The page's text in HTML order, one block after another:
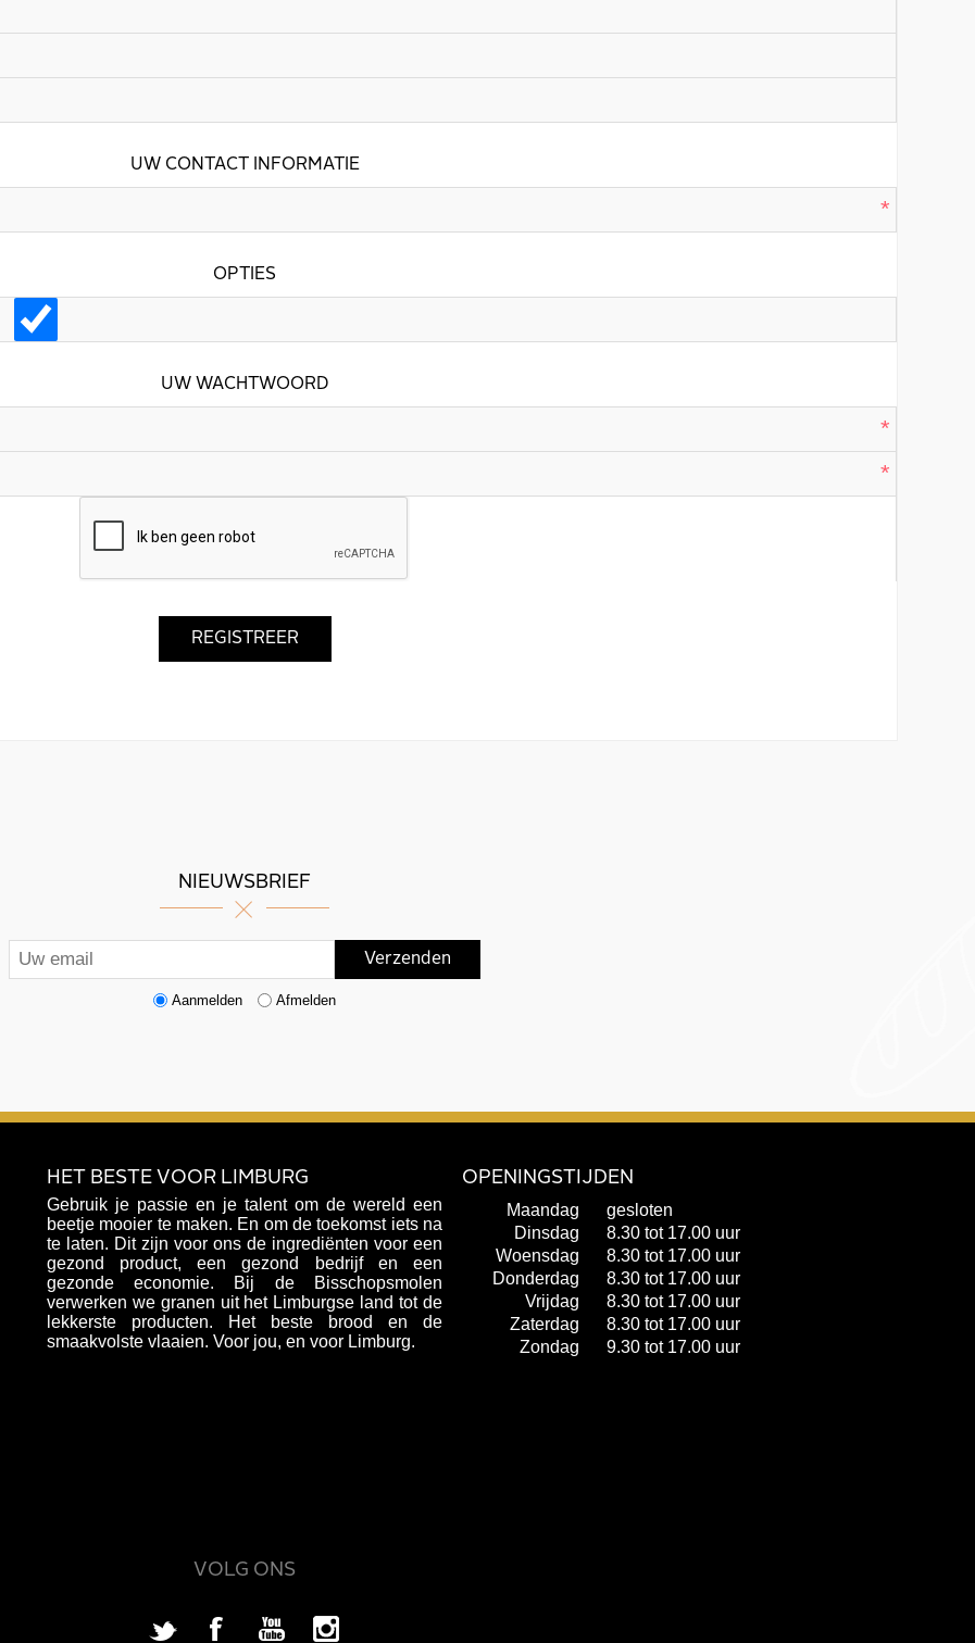
UW CONTACT INFORMATIE
*
OPTIES
UW WACHTWOORD
*
*
NIEUWSBRIEF
Aanmelden Afmelden
HET BESTE VOOR LIMBURG
Gebruik je passie en je talent om de wereld een
beetje mooier te maken. En om de toekomst iets na
te laten. Dit zijn voor ons de ingrediënten voor een
gezond product, een gezond bedrijf en een
gezonde economie. Bij de Bisschopsmolen
verwerken we granen uit het Limburgse land tot de
lekkerste producten. Het beste brood en de
smaakvolste vlaaien. Voor jou, en voor Limburg.
OPENINGSTIJDEN
Maandag
gesloten
Dinsdag
8.30 tot 17.00 uur
Woensdag
8.30 tot 17.00 uur
Donderdag
8.30 tot 17.00 uur
Vrijdag
8.30 tot 17.00 uur
Zaterdag
8.30 tot 17.00 uur
Zondag
9.30 tot 17.00 uur
VOLG ONS